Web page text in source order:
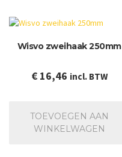
Wisvo zweihaak 250mm
€16,46 incl. BTW
TOEVOEGEN AAN
WINKELWAGEN